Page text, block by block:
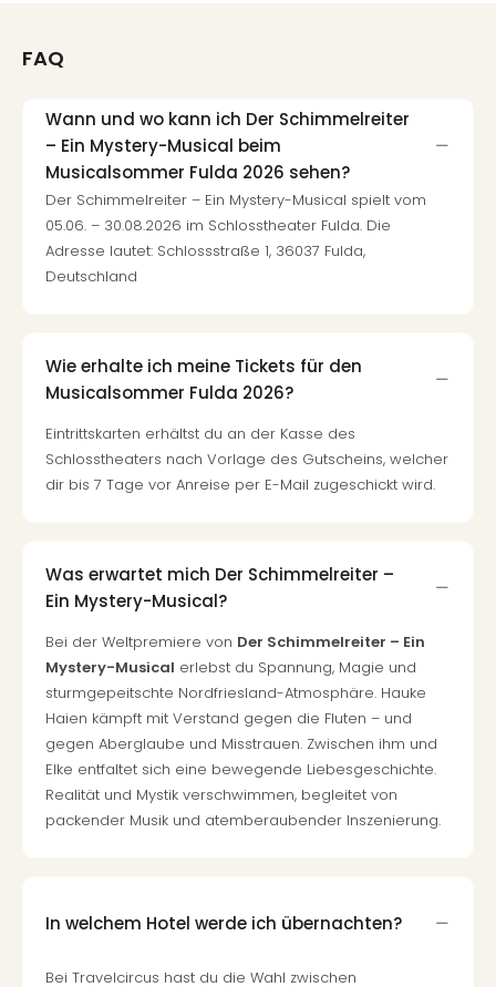
FAQ
Wann und wo kann ich Der Schimmelreiter
– Ein Mystery-Musical beim
Musicalsommer Fulda 2026 sehen?
Der Schimmelreiter – Ein Mystery-Musical spielt vom
05.06. – 30.08.2026 im Schlosstheater Fulda. Die
Adresse lautet: Schlossstraße 1, 36037 Fulda,
Deutschland
Wie erhalte ich meine Tickets für den
Musicalsommer Fulda 2026?
Eintrittskarten erhältst du an der Kasse des
Schlosstheaters nach Vorlage des Gutscheins, welcher
dir bis 7 Tage vor Anreise per E-Mail zugeschickt wird.
Was erwartet mich Der Schimmelreiter –
Ein Mystery-Musical?
Bei der Weltpremiere von Der Schimmelreiter – Ein
Mystery-Musical erlebst du Spannung, Magie und
sturmgepeitschte Nordfriesland-Atmosphäre. Hauke
Haien kämpft mit Verstand gegen die Fluten – und
gegen Aberglaube und Misstrauen. Zwischen ihm und
Elke entfaltet sich eine bewegende Liebesgeschichte.
Realität und Mystik verschwimmen, begleitet von
packender Musik und atemberaubender Inszenierung.
In welchem Hotel werde ich übernachten?
Bei Travelcircus hast du die Wahl zwischen